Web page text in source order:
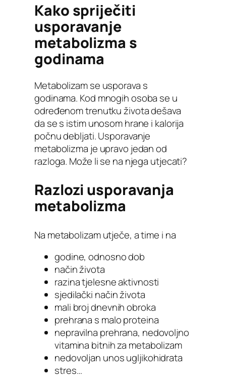
Kako spriječiti
usporavanje
metabolizma s
godinama
Metabolizam se usporava s
godinama. Kod mnogih osoba se u
određenom trenutku života dešava
da se s istim unosom hrane i kalorija
počnu debljati. Usporavanje
metabolizma je upravo jedan od
razloga. Može li se na njega utjecati?
Razlozi usporavanja
metabolizma
Na metabolizam utječe, a time i na
godine, odnosno dob
način života
razina tjelesne aktivnosti
sjedilački način života
mali broj dnevnih obroka
prehrana s malo proteina
nepravilna prehrana, nedovoljno
vitamina bitnih za metabolizam
nedovoljan unos ugljikohidrata
stres…